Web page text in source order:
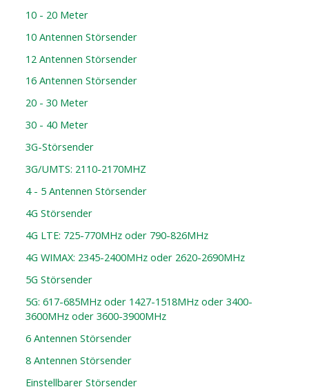
10 - 20 Meter
10 Antennen Störsender
12 Antennen Störsender
16 Antennen Störsender
20 - 30 Meter
30 - 40 Meter
3G-Störsender
3G/UMTS: 2110-2170MHZ
4 - 5 Antennen Störsender
4G Störsender
4G LTE: 725-770MHz oder 790-826MHz
4G WIMAX: 2345-2400MHz oder 2620-2690MHz
5G Störsender
5G: 617-685MHz oder 1427-1518MHz oder 3400-
3600MHz oder 3600-3900MHz
6 Antennen Störsender
8 Antennen Störsender
Einstellbarer Störsender